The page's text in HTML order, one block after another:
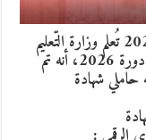
#هام_لفائدة_الطلبة_الجدد_بكالوريا_دورة_2026 تُعلم وزارة التّعليم
العالي والبحث العلمي، كافة الممتحنين بكالوريا دورة 2026، أنه تم
حاملي شهادة